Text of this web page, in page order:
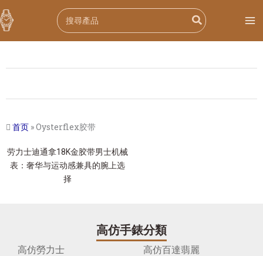
跳
至
内
Search
for:
首页 »Oysterflex胶带
劳力士迪通拿18K金胶带男士机械
表：奢华与运动感兼具的腕上选
择
高仿手錶分類
高仿勞力士
高仿百達翡麗